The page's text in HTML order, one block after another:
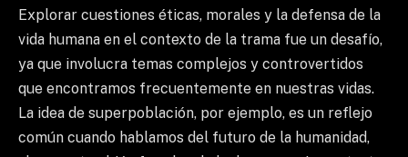
Explorar cuestiones éticas, morales y la defensa de la
vida humana en el contexto de la trama fue un desafío,
ya que involucra temas complejos y controvertidos
que encontramos frecuentemente en nuestras vidas.
La idea de superpoblación, por ejemplo, es un reflejo
común cuando hablamos del futuro de la humanidad,